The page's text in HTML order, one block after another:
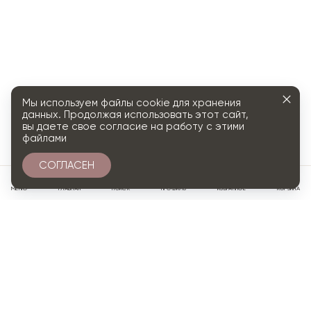
МЕНЮ ГЛАВНАЯ ПОИСК ПРОФИЛЬ ИЗБРАННОЕ КОРЗИНА
Мы используем файлы cookie для хранения
данных. Продолжая использовать этот сайт,
вы даете свое согласие на работу с этими
файлами
СОГЛАСЕН